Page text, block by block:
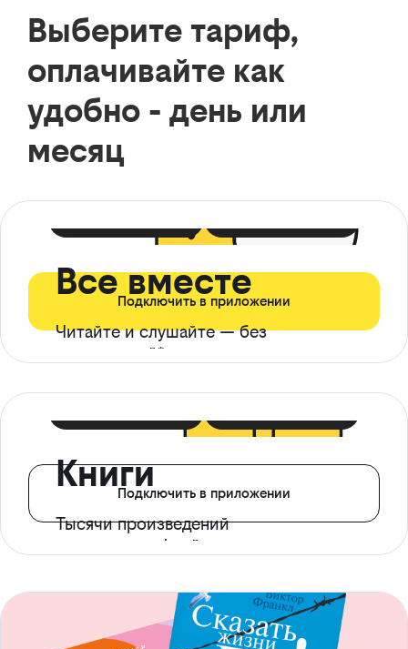
Выберите тариф,
оплачивайте как
удобно - день или
месяц
Все вместе
Читайте и слушайте — без
ограничений*
Подключить в приложении
Книги
Тысячи произведений
с доступом офлайн
Подключить в приложении